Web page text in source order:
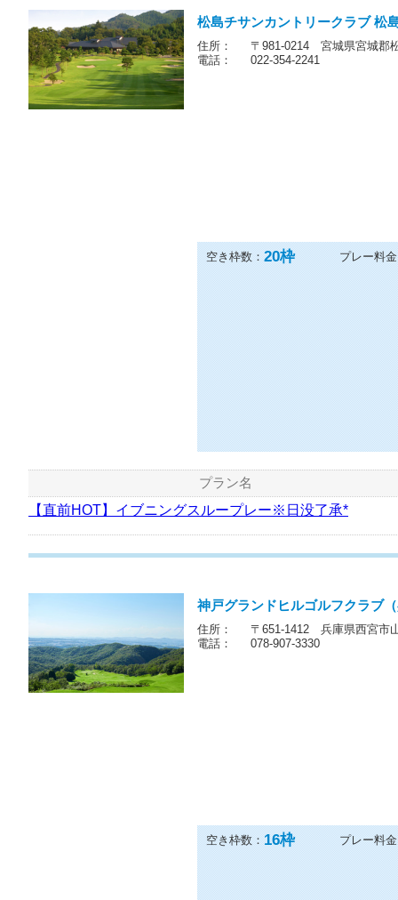
松島チサンカントリークラブ 松
住所：
〒981-0214 宮城県宮城郡
電話：
022-354-2241
空き枠数： 20枠 プレー料
プラン名
【直前HOT】イブニングスループレー※日没了承*
神戸グランドヒルゴルフクラブ
住所：
〒651-1412 兵庫県西宮市
電話：
078-907-3330
空き枠数： 16枠 プレー料